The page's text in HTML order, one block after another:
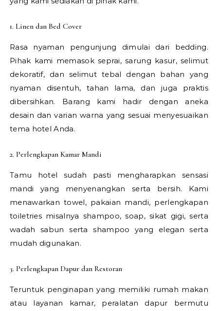
1. Linen dan Bed Cover
Rasa nyaman pengunjung dimulai dari bedding.
Pihak kami memasok seprai, sarung kasur, selimut
dekoratif, dan selimut tebal dengan bahan yang
nyaman disentuh, tahan lama, dan juga praktis
dibersihkan. Barang kami hadir dengan aneka
desain dan varian warna yang sesuai menyesuaikan
tema hotel Anda.
2. Perlengkapan Kamar Mandi
Tamu hotel sudah pasti mengharapkan sensasi
mandi yang menyenangkan serta bersih. Kami
menawarkan towel, pakaian mandi, perlengkapan
toiletries misalnya shampoo, soap, sikat gigi, serta
wadah sabun serta shampoo yang elegan serta
mudah digunakan.
3. Perlengkapan Dapur dan Restoran
Teruntuk penginapan yang memiliki rumah makan
atau layanan kamar, peralatan dapur bermutu